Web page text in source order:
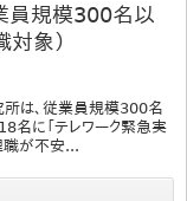
員規模300名以
象）
所は、従業員規模300名
に「テレワーク緊急実
職が不安...